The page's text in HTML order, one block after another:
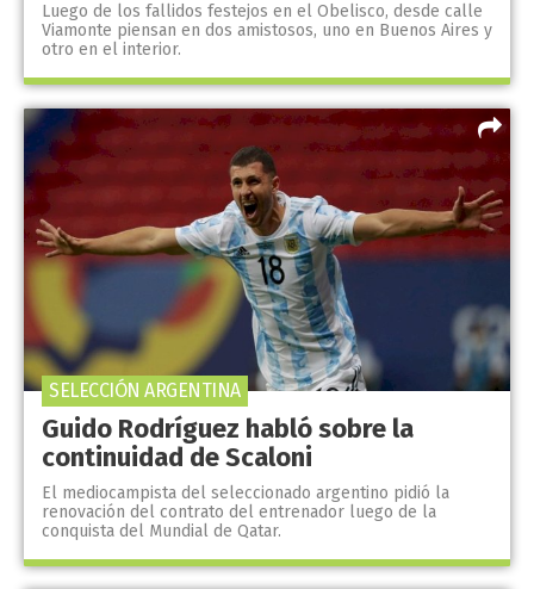
Luego de los fallidos festejos en el Obelisco, desde calle
Viamonte piensan en dos amistosos, uno en Buenos Aires y
otro en el interior.
Guido Rodríguez habló sobre la
continuidad de Scaloni
El mediocampista del seleccionado argentino pidió la
renovación del contrato del entrenador luego de la
conquista del Mundial de Qatar.
SELECCIÓN ARGENTINA